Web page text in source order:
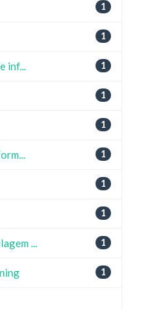
1
1
1
inf...
1
1
1
1
1
1
...
1